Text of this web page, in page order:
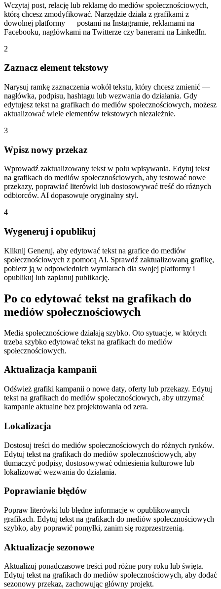
Wczytaj post, relację lub reklamę do mediów społecznościowych,
którą chcesz zmodyfikować. Narzędzie działa z grafikami z
dowolnej platformy — postami na Instagramie, reklamami na
Facebooku, nagłówkami na Twitterze czy banerami na LinkedIn.
2
Zaznacz element tekstowy
Narysuj ramkę zaznaczenia wokół tekstu, który chcesz zmienić —
nagłówka, podpisu, hashtagu lub wezwania do działania. Gdy
edytujesz tekst na grafikach do mediów społecznościowych, możesz
aktualizować wiele elementów tekstowych niezależnie.
3
Wpisz nowy przekaz
Wprowadź zaktualizowany tekst w polu wpisywania. Edytuj tekst
na grafikach do mediów społecznościowych, aby testować nowe
przekazy, poprawiać literówki lub dostosowywać treść do różnych
odbiorców. AI dopasowuje oryginalny styl.
4
Wygeneruj i opublikuj
Kliknij Generuj, aby edytować tekst na grafice do mediów
społecznościowych z pomocą AI. Sprawdź zaktualizowaną grafikę,
pobierz ją w odpowiednich wymiarach dla swojej platformy i
opublikuj lub zaplanuj publikację.
Po co edytować tekst na grafikach do
mediów społecznościowych
Media społecznościowe działają szybko. Oto sytuacje, w których
trzeba szybko edytować tekst na grafikach do mediów
społecznościowych.
Aktualizacja kampanii
Odśwież grafiki kampanii o nowe daty, oferty lub przekazy. Edytuj
tekst na grafikach do mediów społecznościowych, aby utrzymać
kampanie aktualne bez projektowania od zera.
Lokalizacja
Dostosuj treści do mediów społecznościowych do różnych rynków.
Edytuj tekst na grafikach do mediów społecznościowych, aby
tłumaczyć podpisy, dostosowywać odniesienia kulturowe lub
lokalizować wezwania do działania.
Poprawianie błędów
Popraw literówki lub błędne informacje w opublikowanych
grafikach. Edytuj tekst na grafikach do mediów społecznościowych
szybko, aby poprawić pomyłki, zanim się rozprzestrzenią.
Aktualizacje sezonowe
Aktualizuj ponadczasowe treści pod różne pory roku lub święta.
Edytuj tekst na grafikach do mediów społecznościowych, aby dodać
sezonowy przekaz, zachowując główny projekt.